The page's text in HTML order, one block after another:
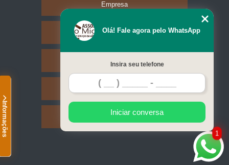
Informações
Empresa
Missão
Serviços
Contato
Mapa do site
1
Olá! Fale agora pelo WhatsApp
Insira seu telefone
Iniciar conversa